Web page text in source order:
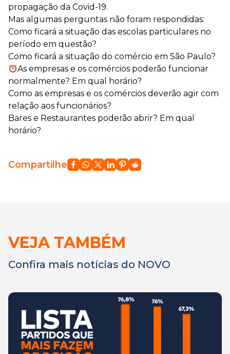
propagação da Covid-19.
Mas algumas perguntas não foram respondidas:
Como ficará a situação das escolas particulares no
período em questão?
Como ficará a situação do comércio em São Paulo?
As empresas e os comércios poderão funcionar
normalmente? Em qual horário?
Como as empresas e os comércios deverão agir com
relação aos funcionários?
Bares e Restaurantes poderão abrir? Em qual
horário?
Compartilhe
VEJA TAMBÉM
Confira mais notícias do NOVO